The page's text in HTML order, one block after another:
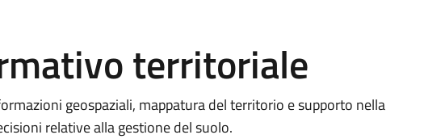
territoriale
geospaziali, mappatura del territorio e supporto nella
relative alla gestione del suolo.